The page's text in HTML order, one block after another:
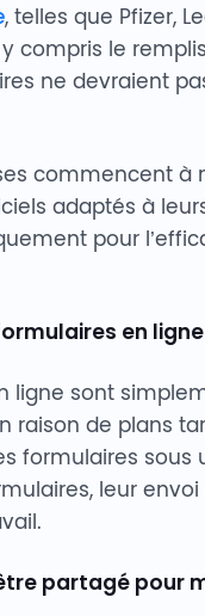
, telles que Pfizer,
compris le
ne devraient
commencent
adaptés à
pour
en ligne
ligne sont
raison de plans
formulaires sous
leur envoi
partagé pour